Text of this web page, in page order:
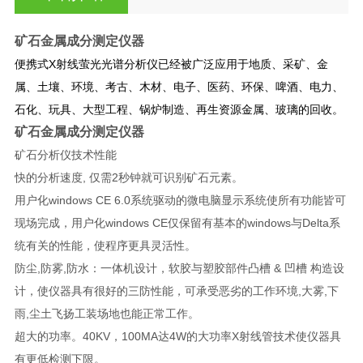
矿石金属成分测定仪器
便携式X射线萤光光谱分析仪已经被广泛应用于地质、采矿、金
属、土壤、环境、考古、木材、电子、医药、环保、啤酒、电力、
石化、玩具、大型工程、锅炉制造、再生资源金属、玻璃的回收。
矿石金属成分测定仪器
矿石分析仪技术性能
快的分析速度, 仅需2秒钟就可识别矿石元素。
用户化windows CE 6.0系统驱动的微电脑显示系统使所有功能皆可
现场完成，用户化windows CE仅保留有基本的windows与Delta系
统有关的性能，使程序更具灵活性。
防尘,防雾,防水：一体机设计，软胶与塑胶部件凸槽 & 凹槽 构造设
计，使仪器具有很好的三防性能，可承受恶劣的工作环境,大雾,下
雨,尘土飞扬工装场地也能正常工作。
超大的功率。40KV，100MA达4W的大功率X射线管技术使仪器具
有更低检测下限。